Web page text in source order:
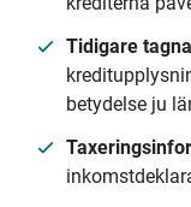
Tidigare
betydelse ju